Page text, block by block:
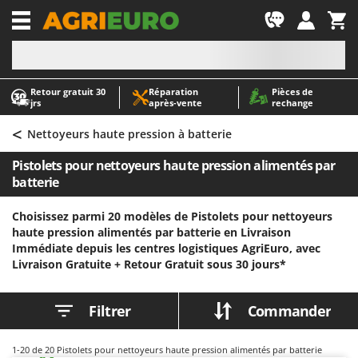
Retour gratuit 30
jrs
Réparation
après‑vente
Pièces de
rechange
-1
A
Abris de jardin
Accessoires pour tracteurs tondeuses autoportés
Aérateurs Scarificateurs pour gazon
Arracheuses de pommes de terre pour tracteur
Aspirateurs à cendres
Aspirateurs à feuilles sur roues
Atomiseurs agricoles pour tracteurs
Atomiseurs pour traitements
A
AgriEuro Premium
AgriEuro TOP-LINE
AGT
Airmec
AL-KO
Alpina
Ama
< Nettoyeurs haute pression à batterie
Pistolets pour nettoyeurs haute pression alimentés par
batterie
Choisissez parmi 20 modèles de Pistolets pour nettoyeurs
haute pression alimentés par batterie en Livraison
Immédiate depuis les centres logistiques AgriEuro, avec
Livraison Gratuite + Retour Gratuit sous 30 jours*
Filtrer Commander
1-20 de 20 Pistolets pour nettoyeurs haute pression alimentés par batterie